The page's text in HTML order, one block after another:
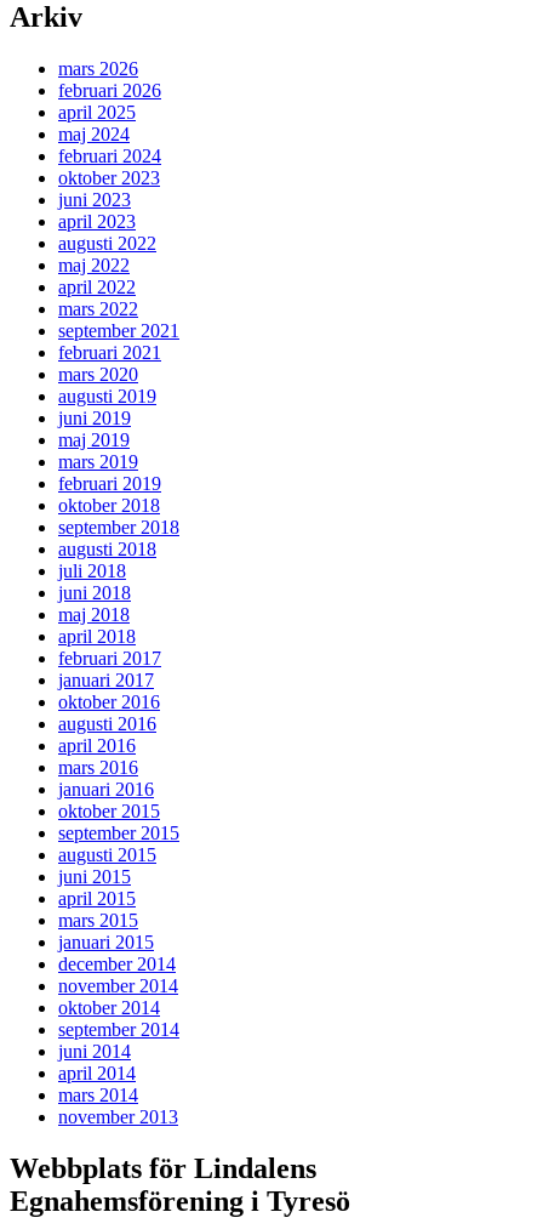
Arkiv
mars 2026
februari 2026
april 2025
maj 2024
februari 2024
oktober 2023
juni 2023
april 2023
augusti 2022
maj 2022
april 2022
mars 2022
september 2021
februari 2021
mars 2020
augusti 2019
juni 2019
maj 2019
mars 2019
februari 2019
oktober 2018
september 2018
augusti 2018
juli 2018
juni 2018
maj 2018
april 2018
februari 2017
januari 2017
oktober 2016
augusti 2016
april 2016
mars 2016
januari 2016
oktober 2015
september 2015
augusti 2015
juni 2015
april 2015
mars 2015
januari 2015
december 2014
november 2014
oktober 2014
september 2014
juni 2014
april 2014
mars 2014
november 2013
Webbplats för Lindalens
Egnahemsförening i Tyresö